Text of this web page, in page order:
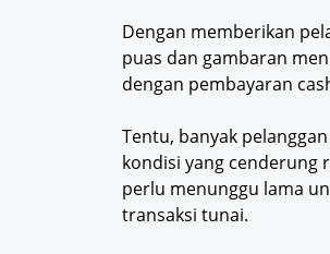
Dengan memberikan
puas dan gambaran
dengan pembayaran
Tentu, banyak
kondisi yang cenderung
perlu menunggu lama
transaksi tunai.